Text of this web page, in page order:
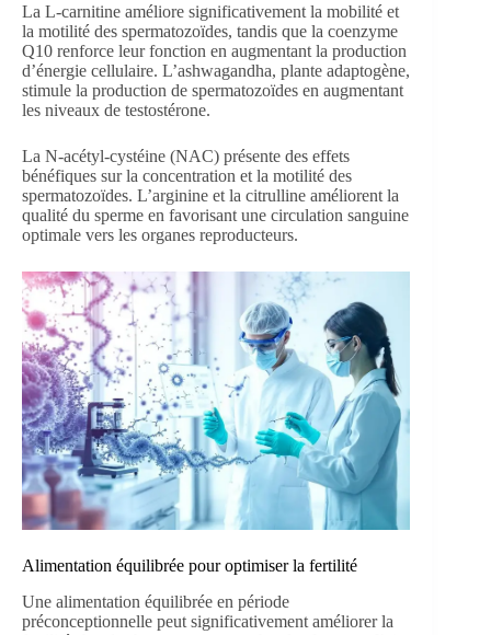
La L-carnitine améliore significativement la mobilité et
la motilité des spermatozoïdes, tandis que la coenzyme
Q10 renforce leur fonction en augmentant la production
d’énergie cellulaire. L’ashwagandha, plante adaptogène,
stimule la production de spermatozoïdes en augmentant
les niveaux de testostérone.
La N-acétyl-cystéine (NAC) présente des effets
bénéfiques sur la concentration et la motilité des
spermatozoïdes. L’arginine et la citrulline améliorent la
qualité du sperme en favorisant une circulation sanguine
optimale vers les organes reproducteurs.
Alimentation équilibrée pour optimiser la fertilité
Une alimentation équilibrée en période
préconceptionnelle peut significativement améliorer la